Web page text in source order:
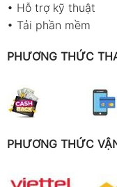
• Hỗ trợ kỹ thuật
• Tải phần mềm
PHƯƠNG THỨC
PHƯƠNG THỨC